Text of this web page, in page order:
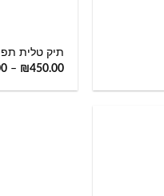
תיק טלית
₪450.00
–